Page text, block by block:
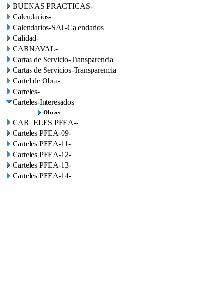
BUENAS PRACTICAS-
Calendarios-
Calendarios-SAT-Calendarios
Calidad-
CARNAVAL-
Cartas de Servicio-Transparencia
Cartas de Servicios-Transparencia
Cartel de Obra-
Carteles-
Carteles-Interesados
Obras
CARTELES PFEA--
Carteles PFEA-09-
Carteles PFEA-11-
Carteles PFEA-12-
Carteles PFEA-13-
Carteles PFEA-14-